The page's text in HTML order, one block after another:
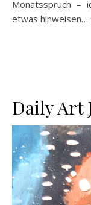
Monatsspruch –
etwas hinweisen…
Daily Art